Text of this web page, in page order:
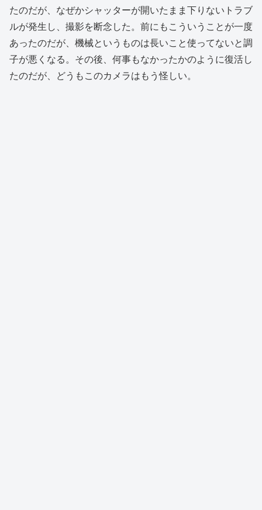
たのだが、なぜかシャッターが開いたまま下りないトラブ
ルが発生し、撮影を断念した。前にもこういうことが一度
あったのだが、機械というものは長いこと使ってないと調
子が悪くなる。その後、何事もなかったかのように復活し
たのだが、どうもこのカメラはもう怪しい。